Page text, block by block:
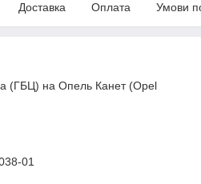
Доставка Оплата Умови
(ГБЦ) на Опель Канет (Opel
01